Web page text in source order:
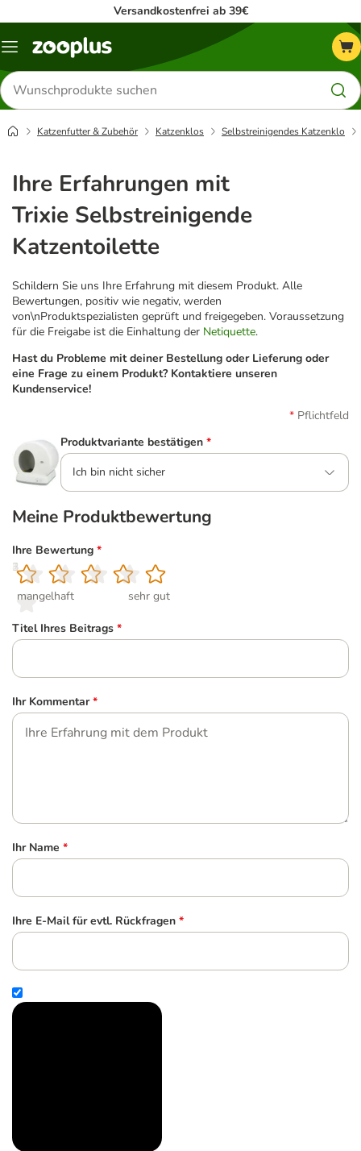
Versandkostenfrei ab 39€
Menü
Produkte
suchen
Katzenfutter & Zubehör Katzenklos Selbstreinigendes Katzenklo
Ihre Erfahrungen mit
Trixie Selbstreinigende
Katzentoilette
Schildern Sie uns Ihre Erfahrung mit diesem Produkt. Alle
Bewertungen, positiv wie negativ, werden
von\nProduktspezialisten geprüft und freigegeben. Voraussetzung
für die Freigabe ist die Einhaltung der Netiquette.
Hast du Probleme mit deiner Bestellung oder Lieferung oder
eine Frage zu einem Produkt? Kontaktiere unseren
Kundenservice!
Pflichtfeld
Produktvariante bestätigen *
Ich bin nicht sicher
Meine Produktbewertung
Ihre Bewertung *
1
mangelhaft
2
3
4
5
sehr gut
Titel Ihres Beitrags *
Ihr Kommentar *
Ihr Name *
Ihre E-Mail für evtl. Rückfragen *